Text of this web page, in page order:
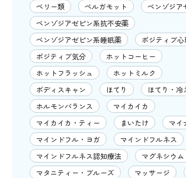
ベリー類
ベルガモット
ベンゾジア
ベンゾジアゼピン系抗不安薬
ベンゾジアゼピン系睡眠薬
ポジティブ
ポジティブ気分
ホットコーヒー
ホットフラッシュ
ホットミルク
ボディスキャン
ほてり
ほてり・冷
ホルモンバランス
マイカイカ
マイカイカ・ティー
まいたけ
マイ
マインドフル・ヨガ
マインドフルネス
マインドフルネス認知療法
マグネシウム
マタニティー・ブルーズ
マッサージ